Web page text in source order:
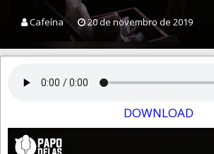
Cafeína 20 de novembro de 2019
DOWNLOAD